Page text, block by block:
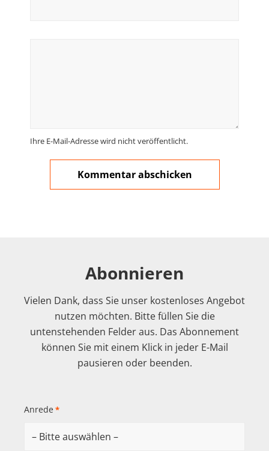
Ihre E-Mail-Adresse wird nicht veröffentlicht.
Abonnieren
Vielen Dank, dass Sie unser kostenloses Angebot
nutzen möchten. Bitte füllen Sie die
untenstehenden Felder aus. Das Abonnement
können Sie mit einem Klick in jeder E-Mail
pausieren oder beenden.
Anrede *